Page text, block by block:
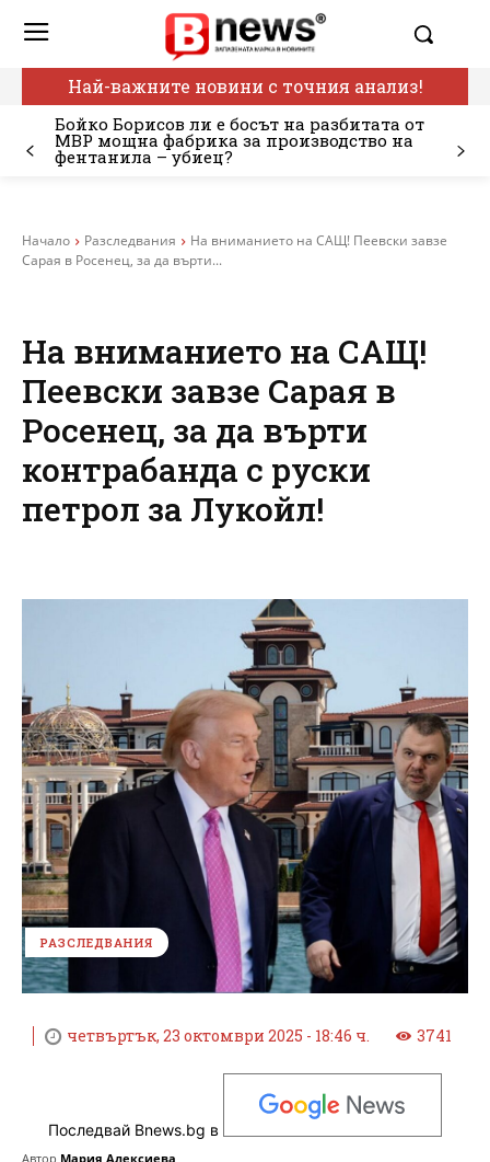
Най-важните новини с точния анализ!
Бойко Борисов ли е босът на разбитата от
МВР мощна фабрика за производство на
фентанила – убиец?
Начало Разследвания
На вниманието на САЩ! Пеевски завзе
Сарая в Росенец, за да върти...
На вниманието на САЩ!
Пеевски завзе Сарая в
Росенец, за да върти
контрабанда с руски
петрол за Лукойл!
РАЗСЛЕДВАНИЯ
четвъртък, 23 октомври 2025 - 18:46 ч. 3741
Последвай Bnews.bg в
Автор Мария Алексиева